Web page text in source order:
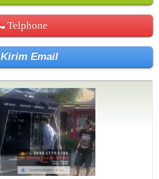
Telphone
Kirim Email